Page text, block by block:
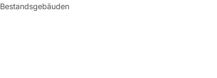
Bestandsgebäuden